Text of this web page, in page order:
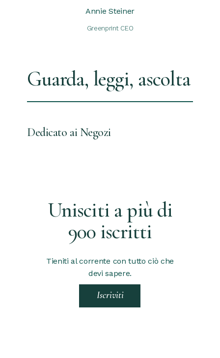
Annie Steiner
Greenprint CEO
Guarda, leggi, ascolta
Dedicato ai Negozi
Unisciti a più di
900 iscritti
Tieniti al corrente con tutto ciò che
devi sapere.
Iscriviti